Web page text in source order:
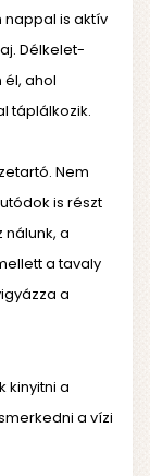
is aktív
Délkelet-
ahol
táplálkozik.
Nem
is részt
a
a tavaly
a
kinyitni a
a vízi